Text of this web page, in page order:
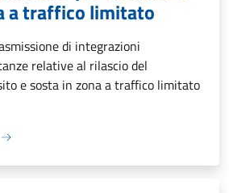
a traffico limitato
di integrazioni
relative al rilascio del
e sosta in zona a traffico limitato